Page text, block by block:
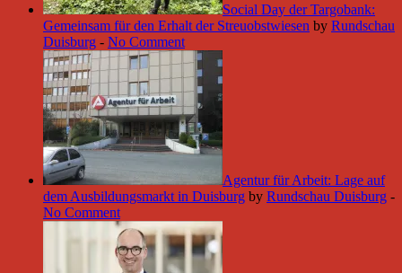
Social Day der Targobank:
Gemeinsam für den Erhalt der Streuobstwiesen by Rundschau
Duisburg - No Comment
Agentur für Arbeit: Lage auf
dem Ausbildungsmarkt in Duisburg by Rundschau Duisburg -
No Comment